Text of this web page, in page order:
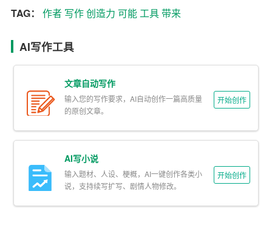
味。例如，一些工具可以自动为文章添加幽默元素或采用
作者和读者都能体验到新鲜和乐趣。
此外，小作文在线生成工具也在激发人们的创造力。传统
写作模式可能会让一些人在开始写作之前就感到压力，因
为他们需要有一个完整的想法和表达方式。然而，在线生
成工具允许作者从一个简单的想法或主题开始，然后逐步
发展。工具提供的各种写作建议和可能性可以刺激作者的
思考，引导他们探索新的思路和表达方式，从而促进创意
的产生。
小作文在线生成工具的出现也可能对未来教育产生深远的
TAG： 作者 写作创造力 可能工具带来
AI写作工具
文章自动写作
输入您的写作要求，AI自动创作一篇高质量
的原创文章。
开始创作
AI写小说
输入题材、人设、梗概，AI一键创作各类小
说，支持续写扩写、剧情人物修改。
开始创作